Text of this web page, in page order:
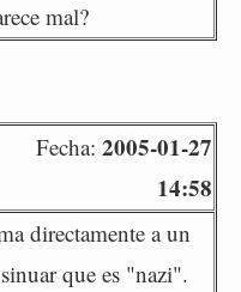
mal?
Fecha: 2005-01-27
14:58
directamente a un
que es "nazi".